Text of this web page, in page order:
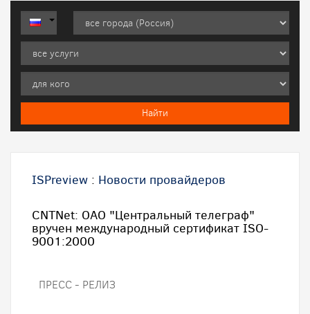
ISPreview : Новости провайдеров
CNTNet: ОАО "Центральный телеграф"
вручен международный сертификат ISO-
9001:2000
ПРЕСС - РЕЛИЗ